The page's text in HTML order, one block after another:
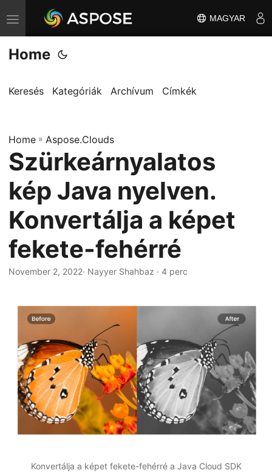
T
o
g
l
a
v
i
g
t
i
o
n
MAGYAR
Home
Keresés Kategóriák Archívum Címkék
Home » Aspose.Clouds
Szürkeárnyalatos
kép Java nyelven.
Konvertálja a képet
fekete-fehérré
November 2, 2022· Nayyer Shahbaz · 4 perc
Konvertálja a képet fekete-fehérré a Java Cloud SDK